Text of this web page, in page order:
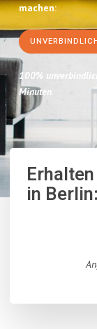
machen:
100%
Minuten.
in Berlin: